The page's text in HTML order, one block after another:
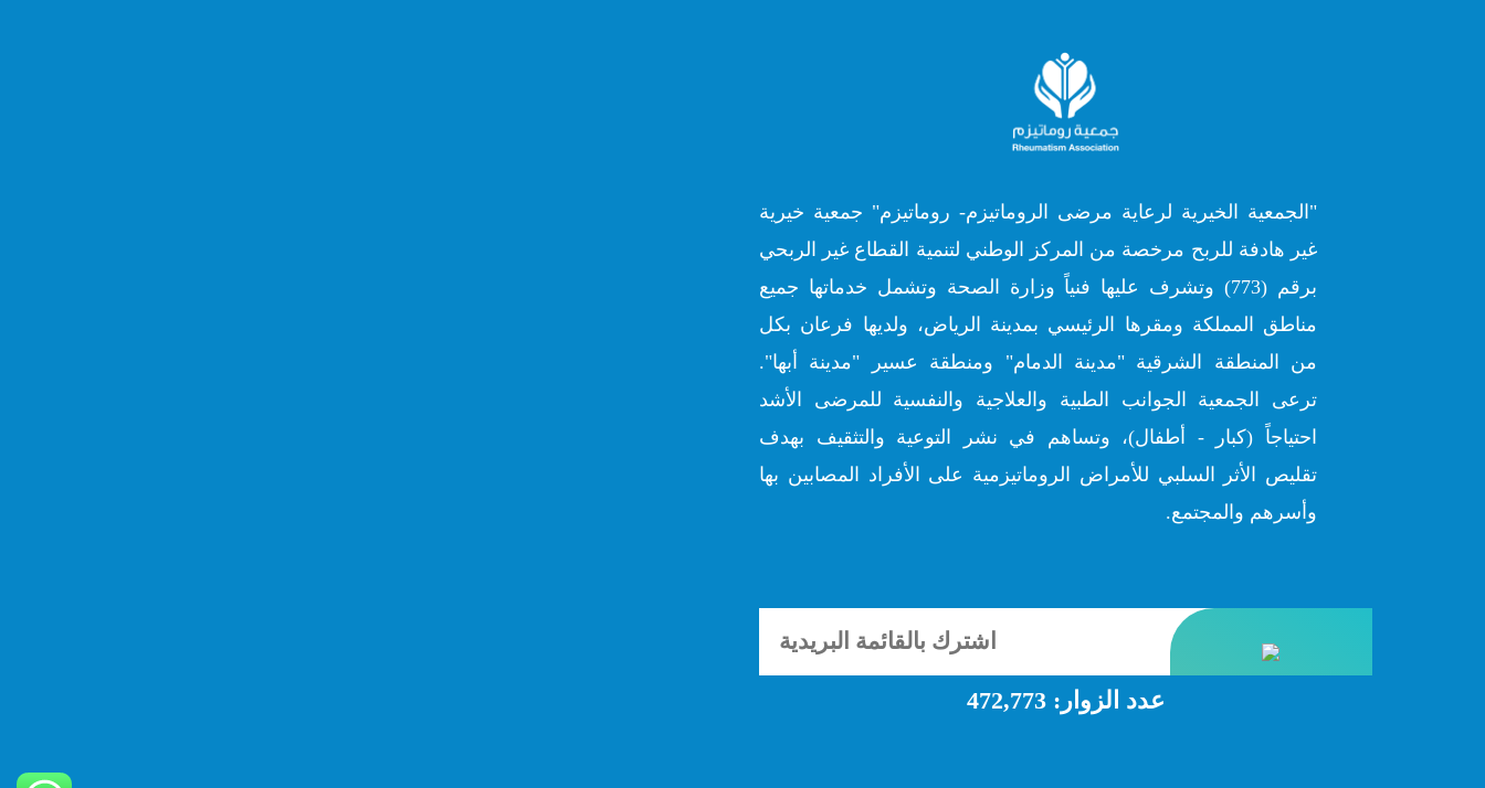
"الجمعية الخيرية لرعاية مرضى الروماتيزم- روماتيزم" جمعية خيرية
غير هادفة للربح مرخصة من المركز الوطني لتنمية القطاع غير الربحي
برقم (773) وتشرف عليها فنياً وزارة الصحة وتشمل خدماتها جميع
مناطق المملكة ومقرها الرئيسي بمدينة الرياض، ولديها فرعان بكل
من المنطقة الشرقية "مدينة الدمام" ومنطقة عسير "مدينة أبها".
ترعى الجمعية الجوانب الطبية والعلاجية والنفسية للمرضى الأشد
احتياجاً (كبار - أطفال)، وتساهم في نشر التوعية والتثقيف بهدف
تقليص الأثر السلبي للأمراض الروماتيزمية على الأفراد المصابين بها
وأسرهم والمجتمع.
عدد الزوار: 472,773